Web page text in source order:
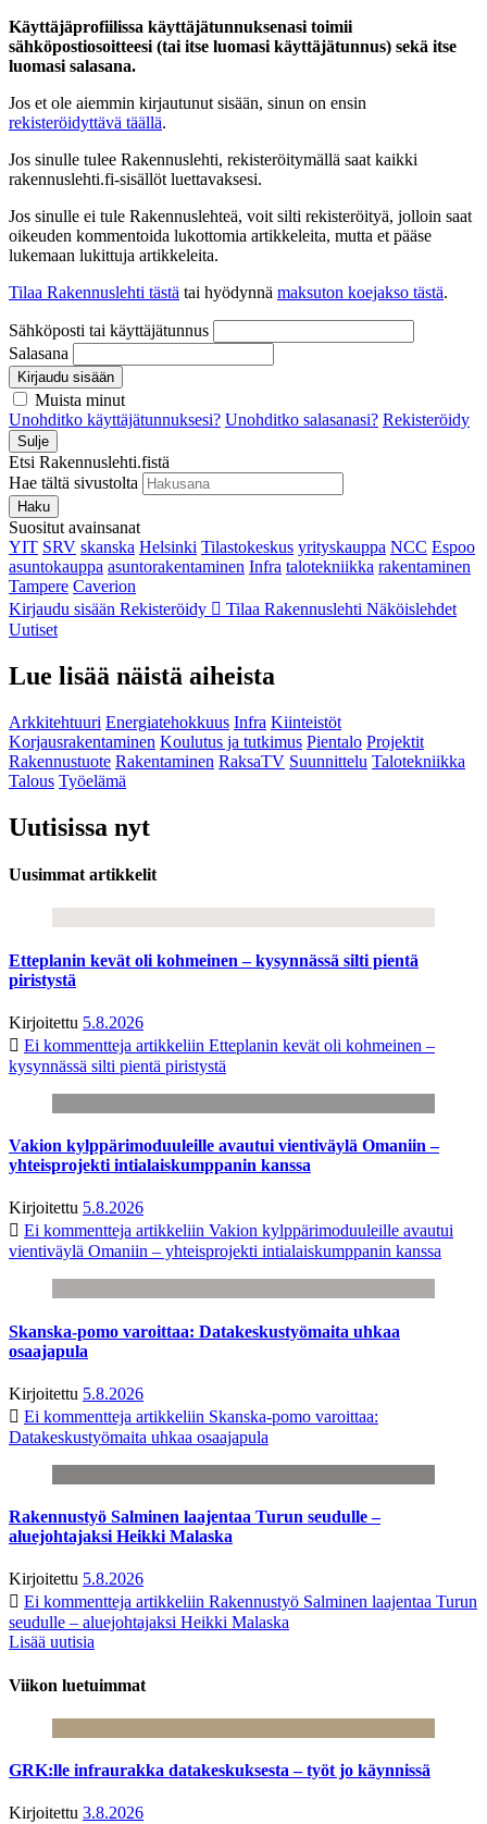
Käyttäjäprofiilissa käyttäjätunnuksenasi toimii
sähköpostiosoitteesi (tai itse luomasi käyttäjätunnus) sekä itse
luomasi salasana.
Jos et ole aiemmin kirjautunut sisään, sinun on ensin
rekisteröidyttävä täällä.
Jos sinulle tulee Rakennuslehti, rekisteröitymällä saat kaikki
rakennuslehti.fi-sisällöt luettavaksesi.
Jos sinulle ei tule Rakennuslehteä, voit silti rekisteröityä, jolloin saat
oikeuden kommentoida lukottomia artikkeleita, mutta et pääse
lukemaan lukittuja artikkeleita.
Tilaa Rakennuslehti tästä tai hyödynnä maksuton koejakso tästä.
Sähköposti tai käyttäjätunnus
Salasana
Kirjaudu sisään
Muista minut
Unohditko käyttäjätunnuksesi? Unohditko salasanasi? Rekisteröidy
Sulje
Etsi Rakennuslehti.fistä
Hae tältä sivustolta
Haku
Suositut avainsanat
YIT SRV skanska Helsinki Tilastokeskus yrityskauppa NCC Espoo
asuntokauppa asuntorakentaminen Infra talotekniikka rakentaminen
Tampere Caverion
Kirjaudu sisään Rekisteröidy Tilaa Rakennuslehti Näköislehdet
Uutiset
Lue lisää näistä aiheista
Arkkitehtuuri Energiatehokkuus Infra Kiinteistöt
Korjausrakentaminen Koulutus ja tutkimus Pientalo Projektit
Rakennustuote Rakentaminen RaksaTV Suunnittelu Talotekniikka
Talous Työelämä
Uutisissa nyt
Uusimmat artikkelit
Etteplanin kevät oli kohmeinen – kysynnässä silti pientä
piristystä
Kirjoitettu 5.8.2026
Ei kommentteja artikkeliin Etteplanin kevät oli kohmeinen –
kysynnässä silti pientä piristystä
Vakion kylppärimoduuleille avautui vientiväylä Omaniin –
yhteisprojekti intialaiskumppanin kanssa
Kirjoitettu 5.8.2026
Ei kommentteja artikkeliin Vakion kylppärimoduuleille avautui
vientiväylä Omaniin – yhteisprojekti intialaiskumppanin kanssa
Skanska-pomo varoittaa: Datakeskustyömaita uhkaa
osaajapula
Kirjoitettu 5.8.2026
Ei kommentteja artikkeliin Skanska-pomo varoittaa:
Datakeskustyömaita uhkaa osaajapula
Rakennustyö Salminen laajentaa Turun seudulle –
aluejohtajaksi Heikki Malaska
Kirjoitettu 5.8.2026
Ei kommentteja artikkeliin Rakennustyö Salminen laajentaa Turun
seudulle – aluejohtajaksi Heikki Malaska
Lisää uutisia
Viikon luetuimmat
GRK:lle infraurakka datakeskuksesta – työt jo käynnissä
Kirjoitettu 3.8.2026